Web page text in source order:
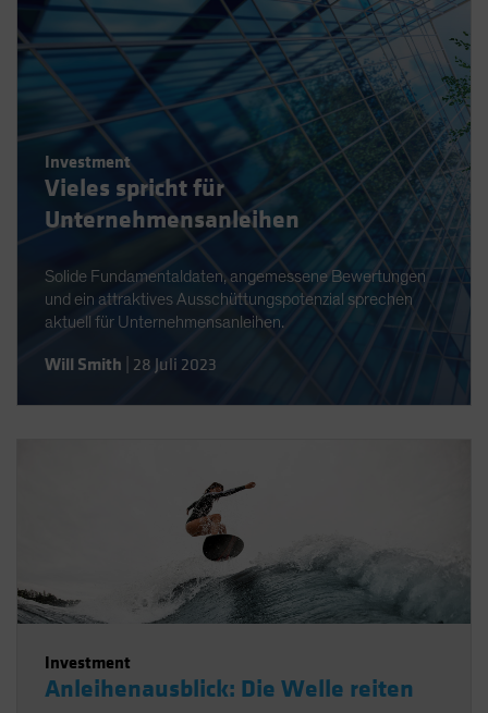
Investment
Vieles spricht für
Unternehmensanleihen
Solide Fundamentaldaten, angemessene Bewertungen
und ein attraktives Ausschüttungspotenzial sprechen
aktuell für Unternehmensanleihen.
Will Smith 28 Juli 2023
Investment
Anleihenausblick: Die Welle reiten